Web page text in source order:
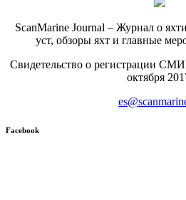
ScanMarine Journal – Журнал о
уст, обзоры яхт и главные
Свидетельство о регистрации
октября
Facebook